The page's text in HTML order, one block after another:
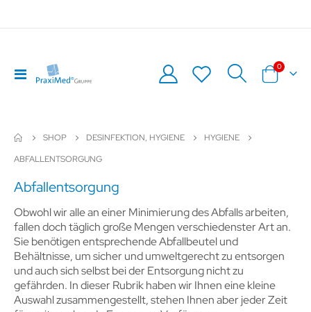
Navigation
umschalten
Warenkorb
0
SHOP DESINFEKTION, HYGIENE
HYGIENE
ABFALLENTSORGUNG
Abfallentsorgung
Obwohl wir alle an einer Minimierung des Abfalls arbeiten,
fallen doch täglich große Mengen verschiedenster Art an.
Sie benötigen entsprechende Abfallbeutel und
Behältnisse, um sicher und umweltgerecht zu entsorgen
und auch sich selbst bei der Entsorgung nicht zu
gefährden. In dieser Rubrik haben wir Ihnen eine kleine
Auswahl zusammengestellt, stehen Ihnen aber jeder Zeit